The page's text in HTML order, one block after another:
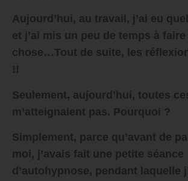
Aujourd’hui, au travail, j’ai eu
et j’ai mis un peu de temps à
chose…Tout de suite, les
!!
Seulement, aujourd’hui, toutes
m’atteignaient pas. Pourquoi ?
Simplement, parce qu’avant de
moi, j’avais fait une petite séance
d’autohypnose, pendant laquelle